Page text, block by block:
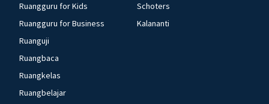
Ruangguru for Kids
Ruangguru for Business
Ruanguji
Ruangbaca
Ruangkelas
Ruangbelajar
Schoters
Kalananti